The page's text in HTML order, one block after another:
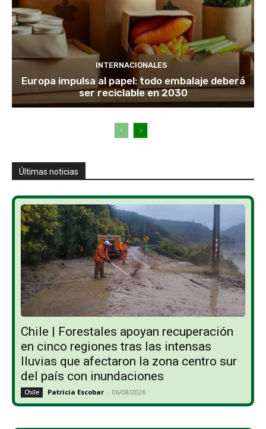
INTERNACIONALES
Europa impulsa al papel: todo embalaje deberá
ser reciclable en 2030
Últimas noticias
Chile | Forestales apoyan recuperación
en cinco regiones tras las intensas
lluvias que afectaron la zona centro sur
del país con inundaciones
Chile Patricia Escobar - 06/08/2026